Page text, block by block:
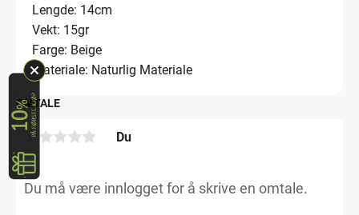
Lengde: 14cm
Vekt: 15gr
Farge: Beige
Materiale: Naturlig Materiale
OMTALE
Du